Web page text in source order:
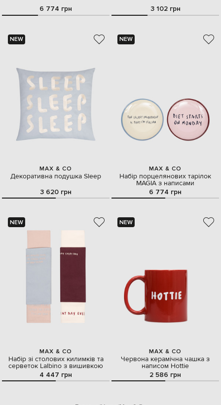
6 774 грн 3 102 грн
NEW
MAX & CO
Декоративна подушка Sleep
3 620 грн
NEW
MAX & CO
Набір порцелянових тарілок
MAGIA з написами
6 774 грн
NEW
MAX & CO
Набір зі столових килимків та
серветок Lalbino з вишивкою
4 447 грн
NEW
MAX & CO
Червона керамічна чашка з
написом Hottie
2 586 грн